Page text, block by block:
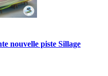
nouvelle piste Sillage